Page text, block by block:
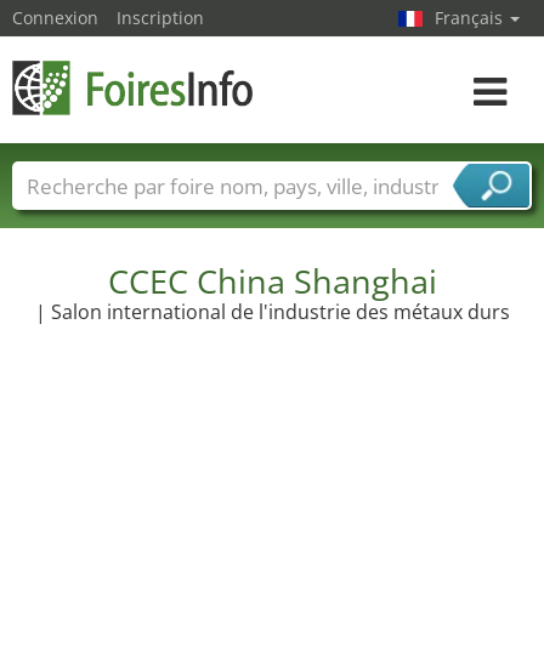
CCEC China Shanghai
| Salon international de l'industrie des métaux durs
Connexion Inscription Français
Toggle
Foire noms Pays Villes
Secteurs de foire